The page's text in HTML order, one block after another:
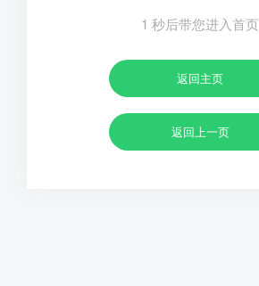
1 秒后带您进入首页
返回主页
返回上一页